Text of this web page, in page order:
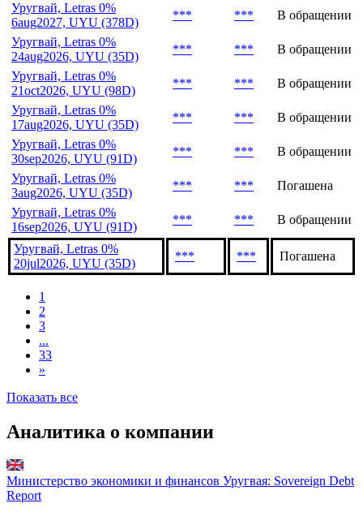
Уругвай, Letras 0%
6aug2027, UYU (378D)
*** ***
В обращении
Уругвай, Letras 0%
24aug2026, UYU (35D)
*** ***
В обращении
Уругвай, Letras 0%
21oct2026, UYU (98D)
*** ***
В обращении
Уругвай, Letras 0%
17aug2026, UYU (35D)
*** ***
В обращении
Уругвай, Letras 0%
30sep2026, UYU (91D)
*** ***
В обращении
Уругвай, Letras 0%
3aug2026, UYU (35D)
*** ***
Погашена
Уругвай, Letras 0%
16sep2026, UYU (91D)
*** *** В обращении
Уругвай, Letras 0%
20jul2026, UYU (35D)
*** *** Погашена
1
2
3
...
33
»
Показать все
Аналитика о компании
Министерство экономики и финансов Уругвая: Sovereign Debt
Report